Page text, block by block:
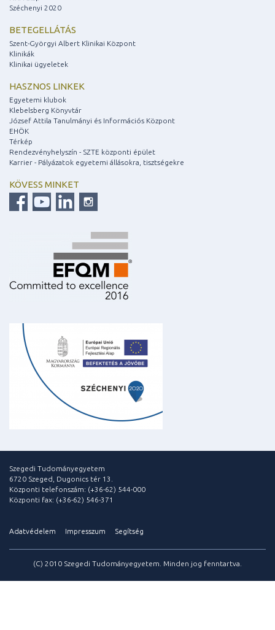
Széchenyi 2020
BETEGELLÁTÁS
Szent-Györgyi Albert Klinikai Központ
Klinikák
Klinikai ügyeletek
HASZNOS LINKEK
Egyetemi klubok
Klebelsberg Könyvtár
József Attila Tanulmányi és Információs Központ
EHÖK
Térkép
Rendezvényhelyszín - SZTE központi épület
Karrier - Pályázatok egyetemi állásokra, tisztségekre
KÖVESS MINKET
Szegedi Tudományegyetem
6720 Szeged, Dugonics tér 13.
Központi telefonszám: (+36-62) 544-000
Központi fax: (+36-62) 546-371
Adatvédelem Impresszum Segítség
(C) 2010 Szegedi Tudományegyetem. Minden jog fenntartva.